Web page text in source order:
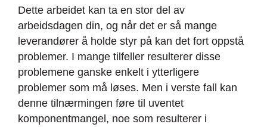
Dette arbeidet kan ta en stor del av
arbeidsdagen din, og når det er så mange
leverandører å holde styr på kan det fort oppstå
problemer. I mange tilfeller resulterer disse
problemene ganske enkelt i ytterligere
problemer som må løses. Men i verste fall kan
denne tilnærmingen føre til uventet
komponentmangel, noe som resulterer i